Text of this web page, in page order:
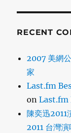
RECENT
2007 美網
家
Last.fm
onLast.fm
陳奕迅2011
2011 台灣演